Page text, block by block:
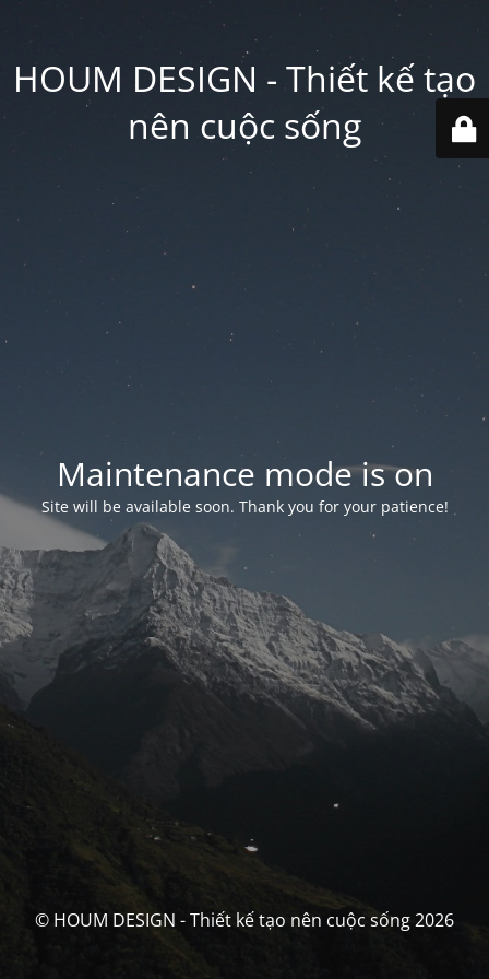
HOUM DESIGN - Thiết kế tạo
nên cuộc sống
Maintenance mode is on
Site will be available soon. Thank you for your patience!
© HOUM DESIGN - Thiết kế tạo nên cuộc sống 2026